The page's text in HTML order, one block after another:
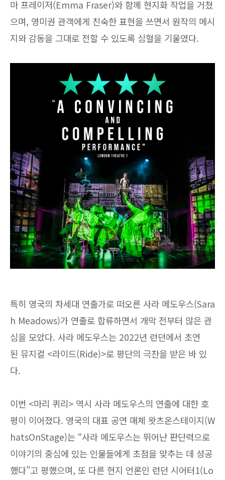
마 프레이저(Emma Fraser)와 함께 현지화 작업을 거쳤
으며, 영미권 관객에게 친숙한 표현을 쓰면서 원작의 메시
지와 감동을 그대로 전할 수 있도록 심혈을 기울였다.
특히 영국의 차세대 연출가로 떠오른 사라 메도우스(Sara
h Meadows)가 연출로 합류하면서 개막 전부터 많은 관
심을 모았다. 사라 메도우스는 2022년 런던에서 초연
된 뮤지컬 <라이드(Ride)>로 평단의 극찬을 받은 바 있
다.
이번 <마리 퀴리> 역시 사라 메도우스의 연출에 대한 호
평이 이어졌다. 영국의 대표 공연 매체 왓츠온스테이지(W
hatsOnStage)는 “사라 메도우스는 뛰어난 판단력으로
이야기의 중심에 있는 인물들에게 초점을 맞추는 데 성공
했다”고 평했으며, 또 다른 현지 언론인 런던 시어터1(Lo